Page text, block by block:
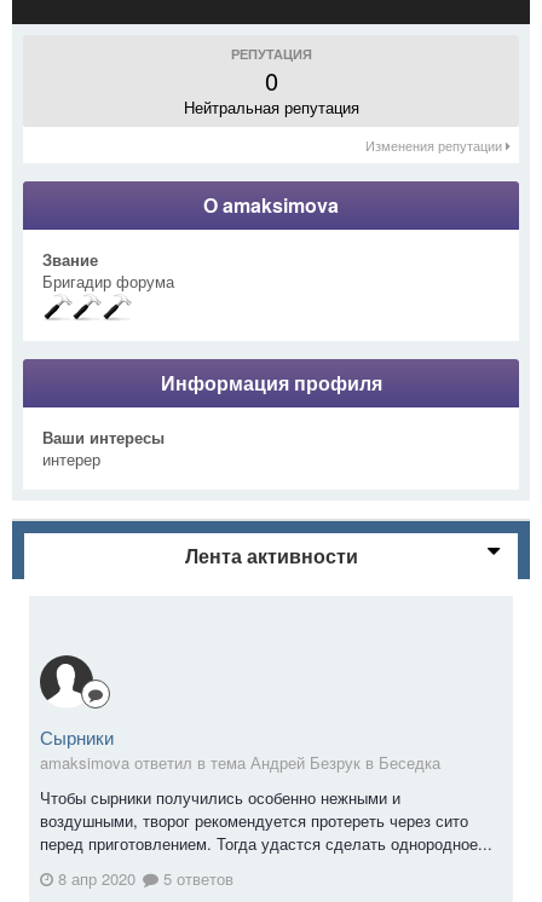
РЕПУТАЦИЯ
0
Нейтральная репутация
Изменения репутации
О amaksimova
Звание
Бригадир форума
Информация профиля
Ваши интересы
интерер
Лента активности
Сырники
amaksimova ответил в тема Андрей Безрук в Беседка
Чтобы сырники получились особенно нежными и
воздушными, творог рекомендуется протереть через сито
перед приготовлением. Тогда удастся сделать однородное...
8 апр 2020
5 ответов